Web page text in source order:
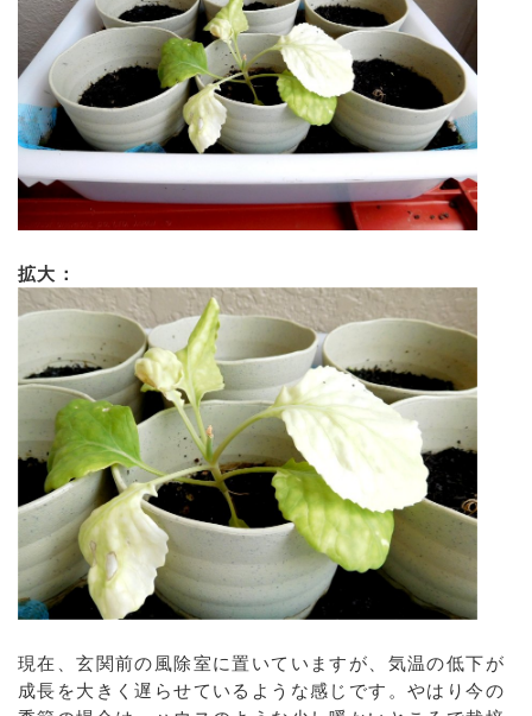
拡大：
現在、玄関前の風除室に置いていますが、気温の低下が
成長を大きく遅らせているような感じです。やはり今の